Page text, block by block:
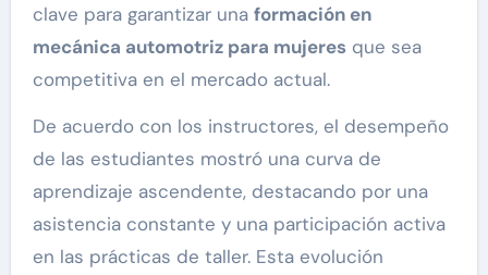
clave para garantizar una formación en
mecánica automotriz para mujeresque sea
competitiva en el mercado actual.
De acuerdo con los instructores, el desempeño
de las estudiantes mostró una curva de
aprendizaje ascendente, destacando por una
asistencia constante y una participación activa
en las prácticas de taller. Esta evolución